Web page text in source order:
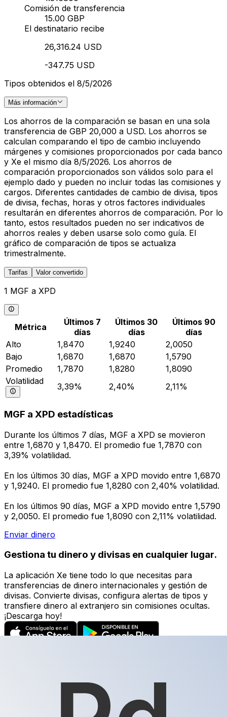
Comisión de transferencia
15.00 GBP
El destinatario recibe
26,316.24 USD
-347.75 USD
Tipos obtenidos el 8/5/2026
Más información
Los ahorros de la comparación se basan en una sola
transferencia de GBP 20,000 a USD. Los ahorros se
calculan comparando el tipo de cambio incluyendo
márgenes y comisiones proporcionados por cada banco
y Xe el mismo día 8/5/2026. Los ahorros de
comparación proporcionados son válidos solo para el
ejemplo dado y pueden no incluir todas las comisiones y
cargos. Diferentes cantidades de cambio de divisa, tipos
de divisa, fechas, horas y otros factores individuales
resultarán en diferentes ahorros de comparación. Por lo
tanto, estos resultados pueden no ser indicativos de
ahorros reales y deben usarse solo como guía. El
gráfico de comparación de tipos se actualiza
trimestralmente.
Tarifas Valor convertido
1 MGF a XPD
Métrica
Últimos 7
días
Últimos 30
días
Últimos 90
días
Alto
1,8470 1,9240
2,0050
Bajo
1,6870 1,6870
1,5790
Promedio
1,7870 1,8280
1,8090
Volatilidad
3,39% 2,40% 2,11%
MGF a XPD estadísticas
Durante los últimos 7 días, MGF a XPD se movieron
entre 1,6870 y 1,8470. El promedio fue 1,7870 con
3,39% volatilidad.
En los últimos 30 días, MGF a XPD movido entre 1,6870
y 1,9240. El promedio fue 1,8280 con 2,40% volatilidad.
En los últimos 90 días, MGF a XPD movido entre 1,5790
y 2,0050. El promedio fue 1,8090 con 2,11% volatilidad.
Enviar dinero
Gestiona tu dinero y divisas en cualquier lugar.
La aplicación Xe tiene todo lo que necesitas para
transferencias de dinero internacionales y gestión de
divisas. Convierte divisas, configura alertas de tipos y
transfiere dinero al extranjero sin comisiones ocultas.
¡Descarga hoy!